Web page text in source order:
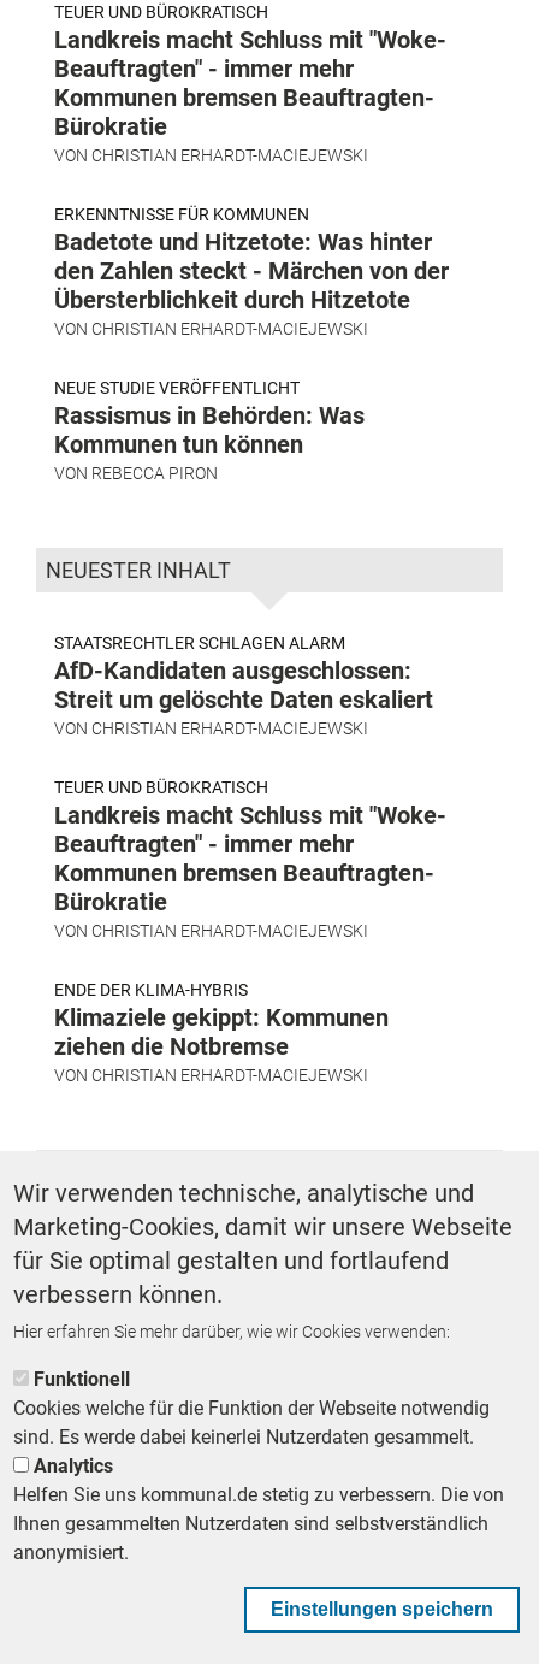
TEUER UND BÜROKRATISCH
Landkreis macht Schluss mit "Woke-
Beauftragten" - immer mehr
Kommunen bremsen Beauftragten-
Bürokratie
VON CHRISTIAN ERHARDT-MACIEJEWSKI
ERKENNTNISSE FÜR KOMMUNEN
Badetote und Hitzetote: Was hinter
den Zahlen steckt - Märchen von der
Übersterblichkeit durch Hitzetote
VON CHRISTIAN ERHARDT-MACIEJEWSKI
NEUE STUDIE VERÖFFENTLICHT
Rassismus in Behörden: Was
Kommunen tun können
VON REBECCA PIRON
NEUESTER INHALT
STAATSRECHTLER SCHLAGEN ALARM
AfD-Kandidaten ausgeschlossen:
Streit um gelöschte Daten eskaliert
VON CHRISTIAN ERHARDT-MACIEJEWSKI
TEUER UND BÜROKRATISCH
Landkreis macht Schluss mit "Woke-
Beauftragten" - immer mehr
Kommunen bremsen Beauftragten-
Bürokratie
VON CHRISTIAN ERHARDT-MACIEJEWSKI
ENDE DER KLIMA-HYBRIS
Klimaziele gekippt: Kommunen
ziehen die Notbremse
VON CHRISTIAN ERHARDT-MACIEJEWSKI
Arbeiten im Öffentlichen Dienst Politik
ZURÜCK ZUR STARTSEITE
Footer First Navigation
MESSE KOMMUNAL LESERSERVICE AGB DATENSCHUTZ
IMPRESSUM
KOMMUNALBESCHAFFUNG
Footer Second Navigation
Wir verwenden technische, analytische und
Marketing-Cookies, damit wir unsere Webseite
für Sie optimal gestalten und fortlaufend
verbessern können.
Hier erfahren Sie mehr darüber, wie wir Cookies verwenden:
Funktionell
Cookies welche für die Funktion der Webseite notwendig
sind. Es werde dabei keinerlei Nutzerdaten gesammelt.
Analytics
Helfen Sie uns kommunal.de stetig zu verbessern. Die von
Ihnen gesammelten Nutzerdaten sind selbstverständlich
anonymisiert.
Einstellungen speichern